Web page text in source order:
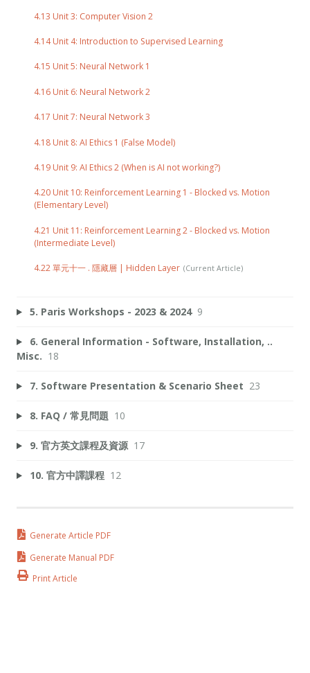
4.13 Unit 3: Computer Vision 2
4.14 Unit 4: Introduction to Supervised Learning
4.15 Unit 5: Neural Network 1
4.16 Unit 6: Neural Network 2
4.17 Unit 7: Neural Network 3
4.18 Unit 8: AI Ethics 1 (False Model)
4.19 Unit 9: AI Ethics 2 (When is AI not working?)
4.20 Unit 10: Reinforcement Learning 1 - Blocked vs. Motion
(Elementary Level)
4.21 Unit 11: Reinforcement Learning 2 - Blocked vs. Motion
(Intermediate Level)
4.22 單元十一 . 隱藏層 | Hidden Layer
5. Paris Workshops - 2023 & 2024 9
6. General Information - Software, Installation, ..
Misc. 18
7. Software Presentation & Scenario Sheet 23
8. FAQ / 常見問題 10
9. 官方英文課程及資源 17
10. 官方中譯課程 12
Generate Article PDF
Generate Manual PDF
Print Article